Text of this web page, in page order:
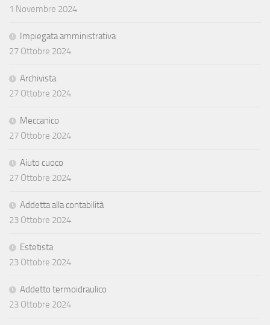
1 Novembre 2024
Impiegata amministrativa
27 Ottobre 2024
Archivista
27 Ottobre 2024
Meccanico
27 Ottobre 2024
Aiuto cuoco
27 Ottobre 2024
Addetta alla contabilità
23 Ottobre 2024
Estetista
23 Ottobre 2024
Addetto termoidraulico
23 Ottobre 2024